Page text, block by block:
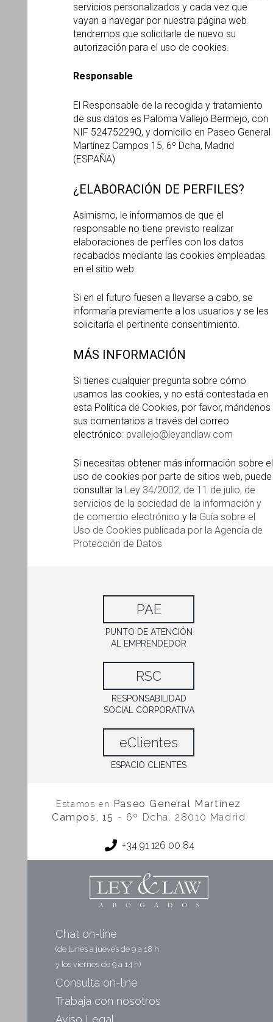
servicios personalizados y cada vez que
vayan a navegar por nuestra página web
tendremos que solicitarle de nuevo su
autorización para el uso de cookies.
Responsable
El Responsable de la recogida y tratamiento
de sus datos es Paloma Vallejo Bermejo, con
NIF 52475229Q, y domicilio en Paseo General
Martínez Campos 15, 6º Dcha, Madrid
(ESPAÑA)
¿ELABORACIÓN DE PERFILES?
Asimismo, le informamos de que el
responsable no tiene previsto realizar
elaboraciones de perfiles con los datos
recabados mediante las cookies empleadas
en el sitio web.
Si en el futuro fuesen a llevarse a cabo, se
informaría previamente a los usuarios y se les
solicitaría el pertinente consentimiento.
MÁS INFORMACIÓN
Si tienes cualquier pregunta sobre cómo
usamos las cookies, y no está contestada en
esta Política de Cookies, por favor, mándenos
sus comentarios a través del correo
electrónico: pvallejo@leyandlaw.com
Si necesitas obtener más información sobre el
uso de cookies por parte de sitios web, puede
consultar la Ley 34/2002, de 11 de julio, de
servicios de la sociedad de la información y
de comercio electrónico y la Guía sobre el
Uso de Cookies publicada por la Agencia de
Protección de Datos
PAE
PUNTO DE ATENCIÓN
AL EMPRENDEDOR
RSC
RESPONSABILIDAD
SOCIAL CORPORATIVA
eClientes
ESPACIO CLIENTES
Estamos en Paseo General Martínez
Campos, 15 - 6º Dcha. 28010 Madrid
+34 91 126 00 84
Chat on-line
(de lunes a jueves de 9 a 18 h
y los viernes de 9 a 14 h)
Consulta on-line
Trabaja con nosotros
Aviso Legal